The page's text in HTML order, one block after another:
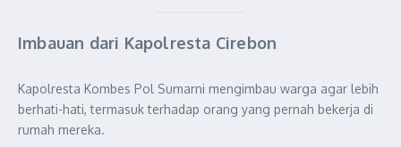
Imbauan dari Kapolresta Cirebon
Kapolresta Kombes Pol Sumarni mengimbau warga agar lebih
berhati-hati, termasuk terhadap orang yang pernah bekerja di
rumah mereka.